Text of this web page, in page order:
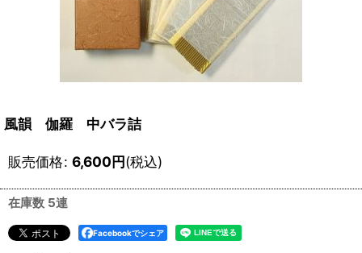
風韻 伽羅 中バラ詰
販売価格: 6,600円(税込)
在庫数 5連
Facebookでシェア